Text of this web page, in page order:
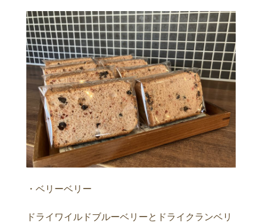
・ベリーベリー
ドライワイルドブルーベリーとドライクランベリ